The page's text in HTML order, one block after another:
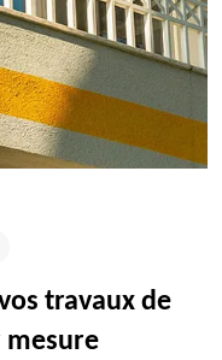
travaux de
mesure